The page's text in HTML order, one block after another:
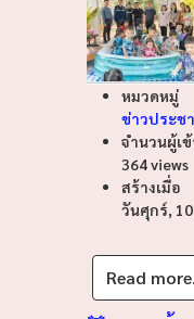
หมวดหมู่
ข่าวประช
จำนวนผู้เ
364 views
สร้างเมื่อ
วันศุกร์,
Read